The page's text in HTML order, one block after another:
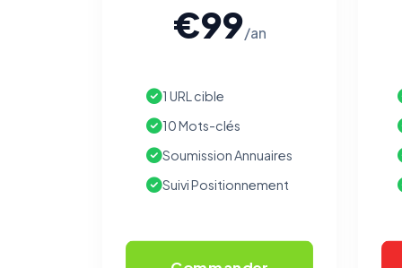
€99/an
1 URL cible
10 Mots-clés
Soumission Annuaires
Suivi Positionnement